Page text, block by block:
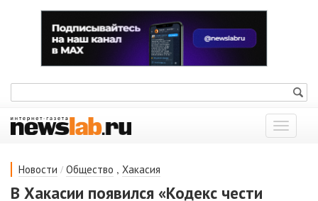
Показать
меню
Новости / Общество , Хакасия
В Хакасии появился «Кодекс чести